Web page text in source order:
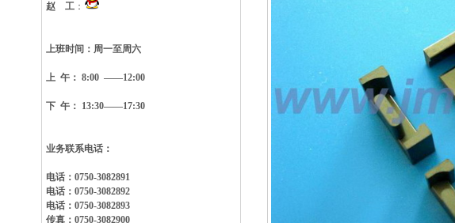
赵 工 ：
上班时间： 周一至周六
上 午： 8:00 ——12:00
下 午： 13:30——17:30
业务联系电话：
电话：0750-3082891
电话：0750-3082892
电话：0750-3082893
传真：0750-3082900